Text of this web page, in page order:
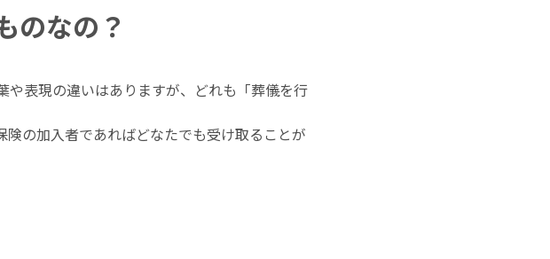
のなの？
表現の違いはありますが、どれも「葬儀を行
の加入者であればどなたでも受け取ることが